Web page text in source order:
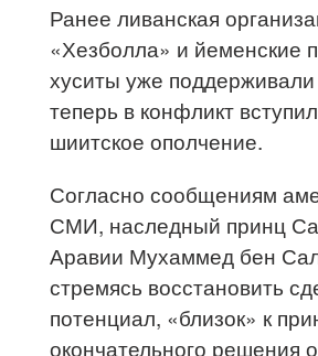
Ранее ливанская
«Хезболла» и йеменские
хуситы уже
теперь в конфликт
шиитское ополчение.
Согласно сообщениям
СМИ, наследный принц
Аравии Мухаммед бен
стремясь восстановить
потенциал, «близок» к
окончательного решения о